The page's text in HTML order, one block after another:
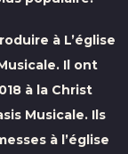
à L’église
Il ont
à la Christ
Musicale. Ils
à l’église